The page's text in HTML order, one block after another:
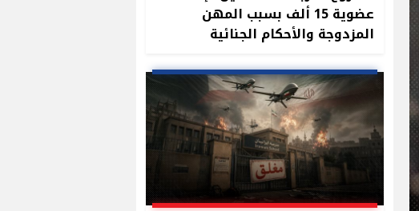
عضوية 15 ألف بسبب المهن
المزدوجة والأحكام الجنائية